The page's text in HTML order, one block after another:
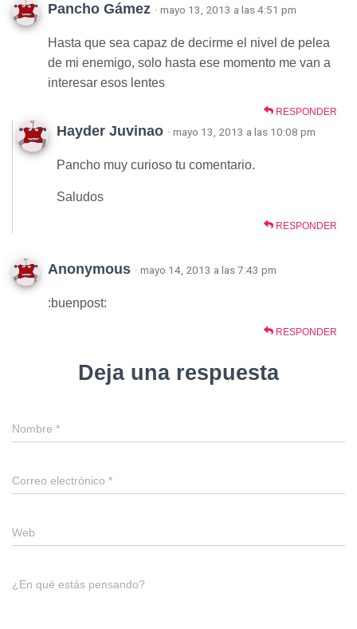
Pancho Gámez · mayo 13, 2013 a las 4:51 pm
Hasta que sea capaz de decirme el nivel de pelea
de mi enemigo, solo hasta ese momento me van a
interesar esos lentes
RESPONDER
Hayder Juvinao · mayo 13, 2013 a las 10:08 pm
Pancho muy curioso tu comentario.
Saludos
RESPONDER
Anonymous · mayo 14, 2013 a las 7:43 pm
:buenpost:
RESPONDER
Deja una respuesta
Nombre *
Correo electrónico *
Web
¿En qué estás pensando?